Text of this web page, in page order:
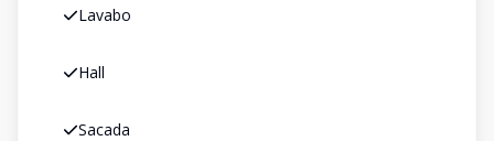
Lavabo
Hall
Sacada